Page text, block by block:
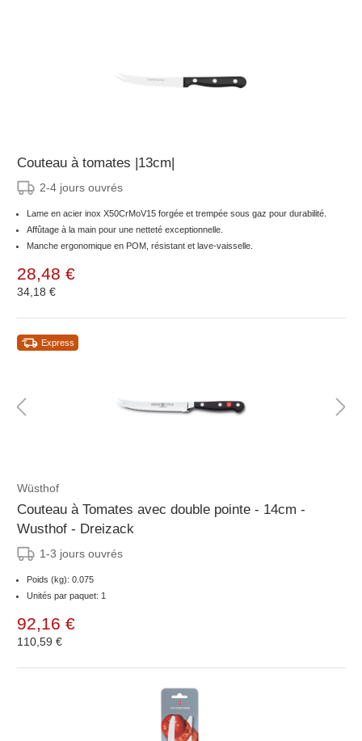
Couteau à tomates |13cm|
2-4 jours ouvrés
Lame en acier inox X50CrMoV15 forgée et trempée sous gaz pour durabilité.
Affûtage à la main pour une netteté exceptionnelle.
Manche ergonomique en POM, résistant et lave-vaisselle.
28,48 €
34,18 €
Express
Wüsthof
Couteau à Tomates avec double pointe - 14cm -
Wusthof - Dreizack
1-3 jours ouvrés
Poids (kg): 0.075
Unités par paquet: 1
92,16 €
110,59 €